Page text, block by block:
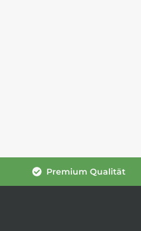
Premium Qualität